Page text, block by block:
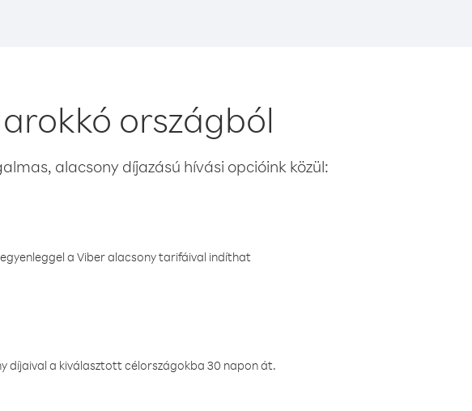
országból
alacsony díjazású hívási opcióink közül:
a Viber alacsony tarifáival indíthat
díjaival a kiválasztott célországokba 30 napon át.